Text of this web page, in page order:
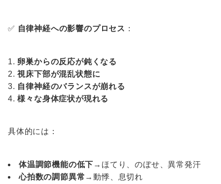
✅ 自律神経への影響のプロセス ：
卵巣からの反応が鈍くなる
視床下部が混乱状態に
自律神経のバランスが崩れる
様々な身体症状が現れる
具体的には：
体温調節機能の低下 →ほてり、のぼせ、異常発汗
心拍数の調節異常 →動悸、息切れ